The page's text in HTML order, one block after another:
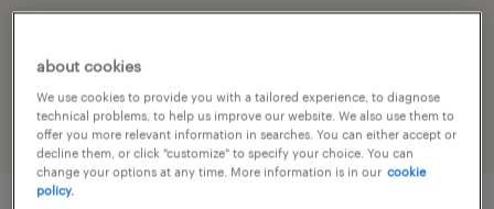
warehousing & distribution
about cookies
We use cookies to provide you with a tailored experience, to diagnose
technical problems, to help us improve our website. We also use them to
offer you more relevant information in searches. You can either accept or
decline them, or click "customize" to specify your choice. You can
change your options at any time. More information is in our cookie
policy.